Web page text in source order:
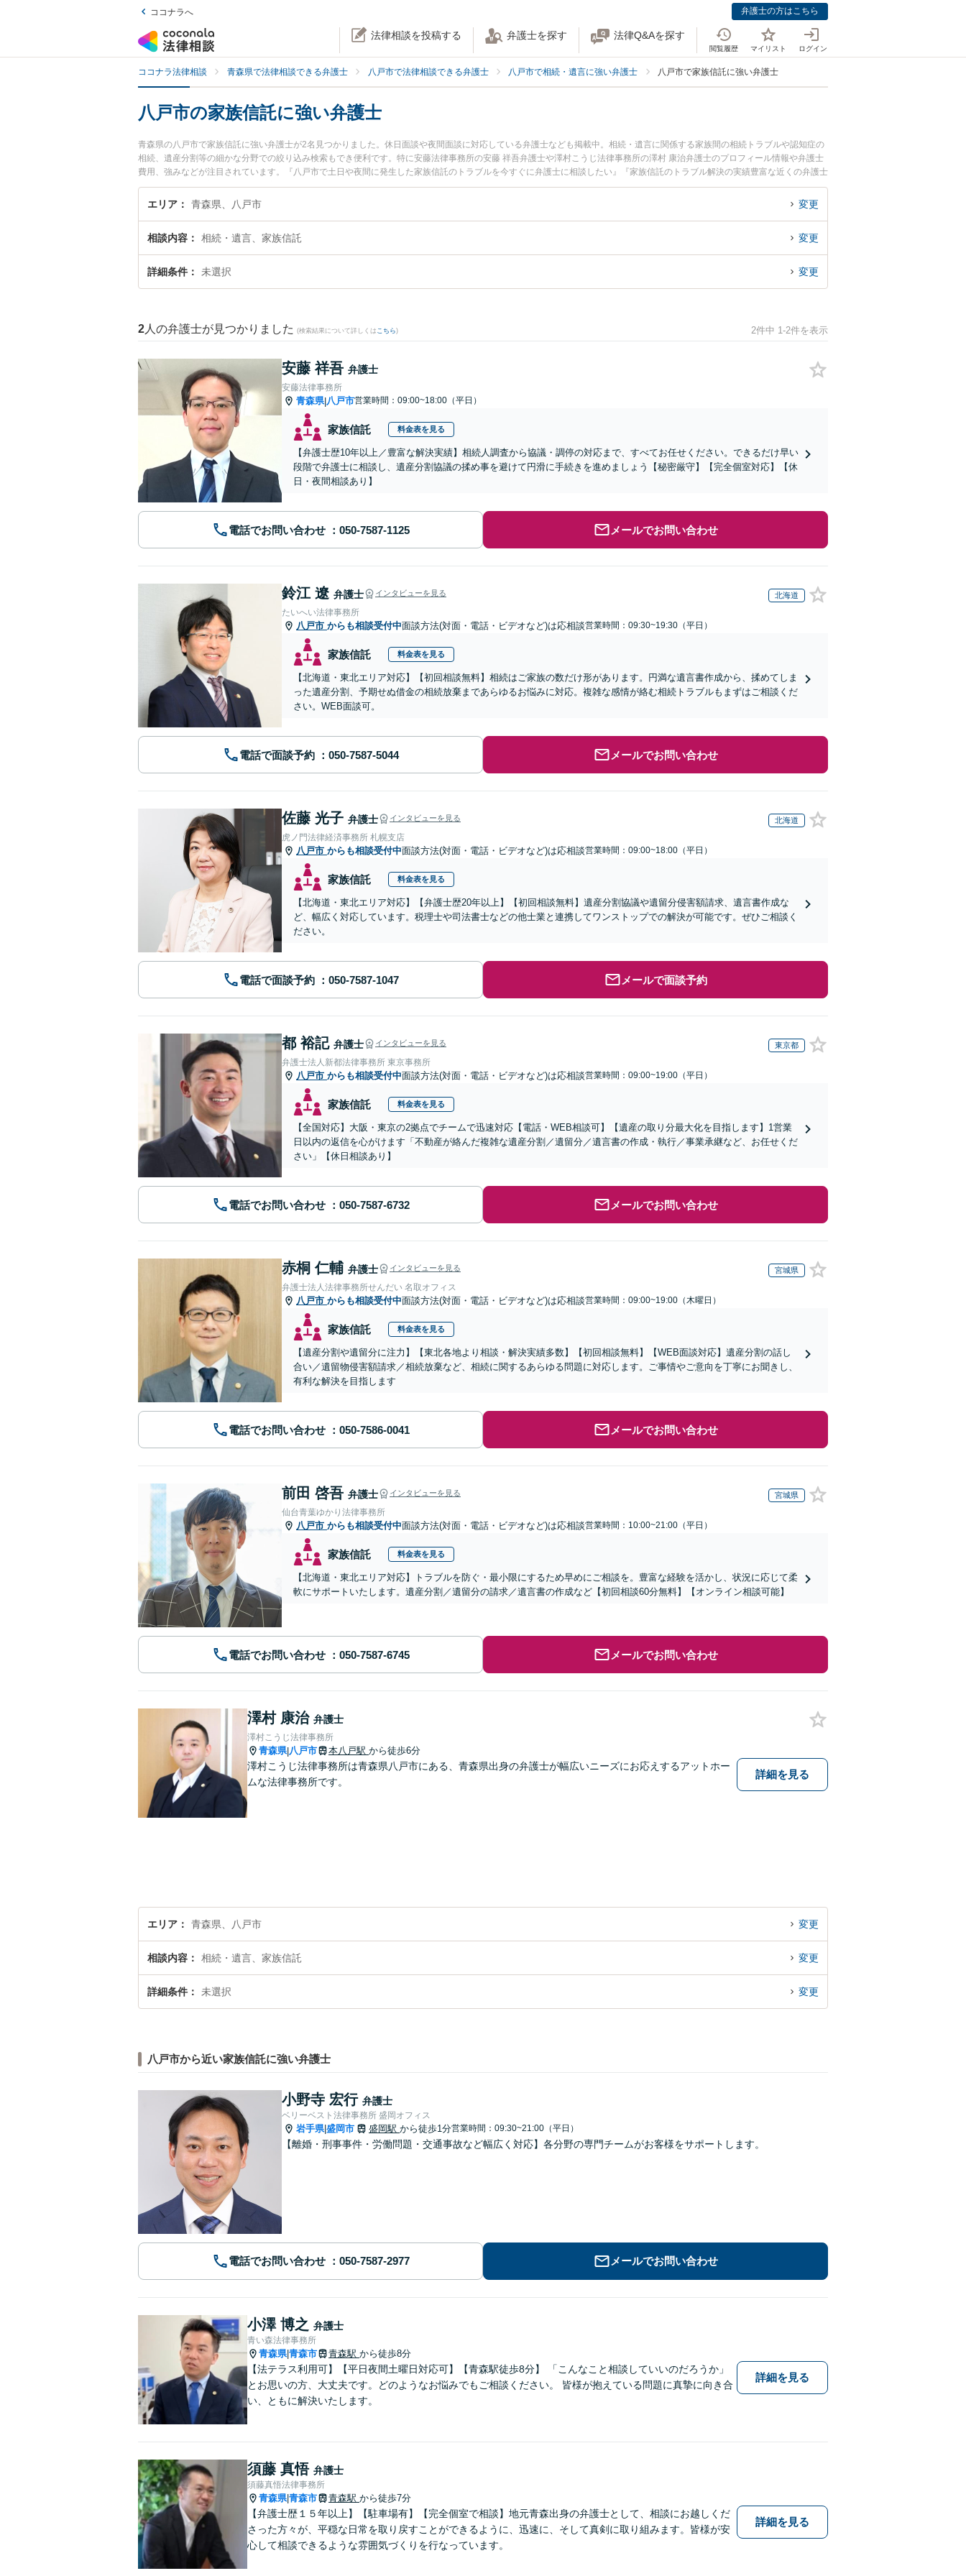
ココナラへ 弁護士の方はこちら
法律相談を投稿する 弁護士を探す 法律Q&Aを探す
閲覧履歴 マイリスト ログイン
ココナラ法律相談 青森県で法律相談できる弁護士 八戸市で法律相談できる弁護士 八戸市で相続・遺言に強い弁護士 八戸市で家族信託に強い弁護士
八戸市の家族信託に強い弁護士
青森県の八戸市で家族信託に強い弁護士が2名見つかりました。休日面談や夜間面談に対応している弁護士なども掲載中。相続・遺言に関係する家族間の相続トラブルや認知症の
相続、遺産分割等の細かな分野での絞り込み検索もでき便利です。特に安藤法律事務所の安藤 祥吾弁護士や澤村こうじ法律事務所の澤村 康治弁護士のプロフィール情報や弁護士
費用、強みなどが注目されています。『八戸市で土日や夜間に発生した家族信託のトラブルを今すぐに弁護士に相談したい』『家族信託のトラブル解決の実績豊富な近くの弁護士
を検索したい』『初回相談無料で家族信託を法律相談できる八戸市内の弁護士に相談予約したい』などでお困りの相談者さんにおすすめです。
エリア 青森県、八戸市 変更
相談内容 相続・遺言、家族信託 変更
詳細条件 未選択 変更
2 人の弁護士が見つかりました (検索結果について詳しくは こちら) 2件中 1-2件を表示
安藤 祥吾 弁護士
安藤法律事務所
青森県|八戸市営業時間：09:00~18:00（平日）
家族信託 料金表を見る
【弁護士歴10年以上／豊富な解決実績】相続人調査から協議・調停の対応まで、すべてお任せください。できるだけ早い
段階で弁護士に相談し、遺産分割協議の揉め事を避けて円滑に手続きを進めましょう【秘密厳守】【完全個室対応】【休
日・夜間相談あり】
電話でお問い合わせ メールでお問い合わせ
鈴江 遼 弁護士 インタビューを見る 北海道
たいへい法律事務所
八戸市 からも相談受付中面談方法(対面・電話・ビデオなど)は応相談営業時間：09:30~19:30（平日）
家族信託 料金表を見る
【北海道・東北エリア対応】【初回相談無料】相続はご家族の数だけ形があります。円満な遺言書作成から、揉めてしま
った遺産分割、予期せぬ借金の相続放棄まであらゆるお悩みに対応。複雑な感情が絡む相続トラブルもまずはご相談くだ
さい。WEB面談可。
電話で面談予約 メールでお問い合わせ
佐藤 光子 弁護士 インタビューを見る 北海道
虎ノ門法律経済事務所 札幌支店
八戸市 からも相談受付中面談方法(対面・電話・ビデオなど)は応相談営業時間：09:00~18:00（平日）
家族信託 料金表を見る
【北海道・東北エリア対応】【弁護士歴20年以上】【初回相談無料】遺産分割協議や遺留分侵害額請求、遺言書作成な
ど、幅広く対応しています。税理士や司法書士などの他士業と連携してワンストップでの解決が可能です。ぜひご相談く
ださい。
電話で面談予約 メールで面談予約
都 裕記 弁護士 インタビューを見る 東京都
弁護士法人新都法律事務所 東京事務所
八戸市 からも相談受付中面談方法(対面・電話・ビデオなど)は応相談営業時間：09:00~19:00（平日）
家族信託 料金表を見る
【全国対応】大阪・東京の2拠点でチームで迅速対応【電話・WEB相談可】【遺産の取り分最大化を目指します】1営業
日以内の返信を心がけます「不動産が絡んだ複雑な遺産分割／遺留分／遺言書の作成・執行／事業承継など、お任せくだ
さい」【休日相談あり】
電話でお問い合わせ メールでお問い合わせ
赤桐 仁輔 弁護士 インタビューを見る 宮城県
弁護士法人法律事務所せんだい 名取オフィス
八戸市 からも相談受付中面談方法(対面・電話・ビデオなど)は応相談営業時間：09:00~19:00（木曜日）
家族信託 料金表を見る
【遺産分割や遺留分に注力】【東北各地より相談・解決実績多数】【初回相談無料】【WEB面談対応】遺産分割の話し
合い／遺留物侵害額請求／相続放棄など、相続に関するあらゆる問題に対応します。ご事情やご意向を丁寧にお聞きし、
有利な解決を目指します
電話でお問い合わせ メールでお問い合わせ
前田 啓吾 弁護士 インタビューを見る 宮城県
仙台青葉ゆかり法律事務所
八戸市 からも相談受付中面談方法(対面・電話・ビデオなど)は応相談営業時間：10:00~21:00（平日）
家族信託 料金表を見る
【北海道・東北エリア対応】トラブルを防ぐ・最小限にするため早めにご相談を。豊富な経験を活かし、状況に応じて柔
軟にサポートいたします。遺産分割／遺留分の請求／遺言書の作成など【初回相談60分無料】【オンライン相談可能】
電話でお問い合わせ メールでお問い合わせ
澤村 康治 弁護士
澤村こうじ法律事務所
青森県|八戸市 本八戸駅 から徒歩6分
澤村こうじ法律事務所は青森県八戸市にある、青森県出身の弁護士が幅広いニーズにお応えするアットホー
ムな法律事務所です。
詳細を見る
エリア 青森県、八戸市 変更
相談内容 相続・遺言、家族信託 変更
詳細条件 未選択 変更
八戸市から近い家族信託に強い弁護士
小野寺 宏行 弁護士
ベリーベスト法律事務所 盛岡オフィス
岩手県|盛岡市 盛岡駅 から徒歩1分営業時間：09:30~21:00（平日）
【離婚・刑事事件・労働問題・交通事故など幅広く対応】各分野の専門チームがお客様をサポートします。
電話でお問い合わせ メールでお問い合わせ
小澤 博之 弁護士
青い森法律事務所
青森県|青森市 青森駅 から徒歩8分
【法テラス利用可】【平日夜間土曜日対応可】【青森駅徒歩8分】 「こんなこと相談していいのだろうか」
とお思いの方、大丈夫です。どのようなお悩みでもご相談ください。 皆様が抱えている問題に真摯に向き合
い、ともに解決いたします。
詳細を見る
須藤 真悟 弁護士
須藤真悟法律事務所
青森県|青森市 青森駅 から徒歩7分
【弁護士歴１５年以上】【駐車場有】【完全個室で相談】地元青森出身の弁護士として、相談にお越しくだ
さった方々が、平穏な日常を取り戻すことができるように、迅速に、そして真剣に取り組みます。皆様が安
心して相談できるような雰囲気づくりを行なっています。
詳細を見る